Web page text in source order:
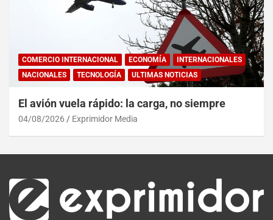
COMERCIO INTERNACIONAL ECONOMÍA
INTERNACIONALES
NACIONALES
TECNOLOGÍA ULTIMAS NOTICIAS
El avión vuela rápido: la carga, no siempre
04/08/2026 Exprimidor Media